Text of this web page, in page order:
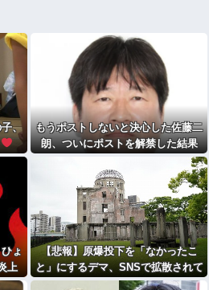
、
もうポストしないと決心した佐藤二
朗、ついにポストを解禁した結果
ょ
上
【悲報】原爆投下を「なかったこ
と」にするデマ、SNSで拡散されて
しまう